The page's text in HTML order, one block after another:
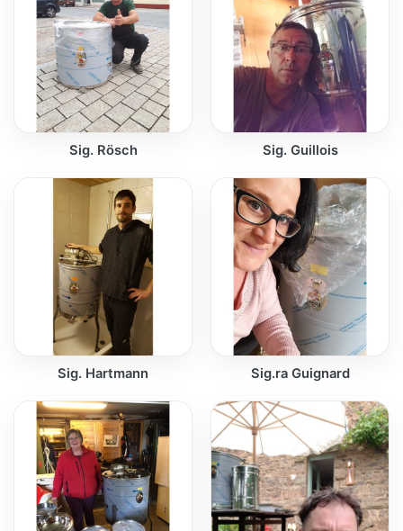
Sig. Rösch Sig. Guillois
Sig. Hartmann Sig.ra Guignard